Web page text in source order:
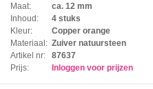
Maat:
ca. 12 mm
Inhoud:
4 stuks
Kleur:
Copper orange
Materiaal: Zuiver natuursteen
Artikel nr:
87637
Prijs:
Inloggen voor prijzen